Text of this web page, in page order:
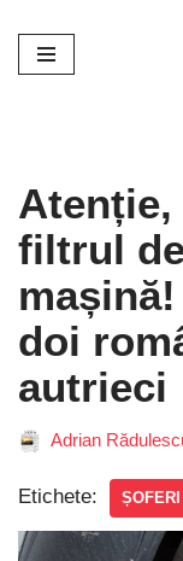
Sari
filtrul
doi
autrieci
Adrian
Etichete: